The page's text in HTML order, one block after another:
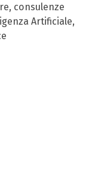
consulenze
Artificiale,